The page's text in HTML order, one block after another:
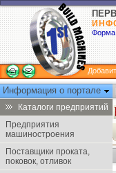
Форма
Информация о портале
Каталоги предприятий
Предприятия
машиностроения
Поставщики проката,
поковок, отливок